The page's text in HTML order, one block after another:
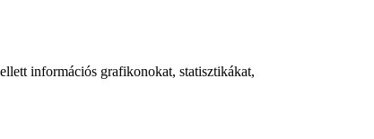
információs grafikonokat, statisztikákat,